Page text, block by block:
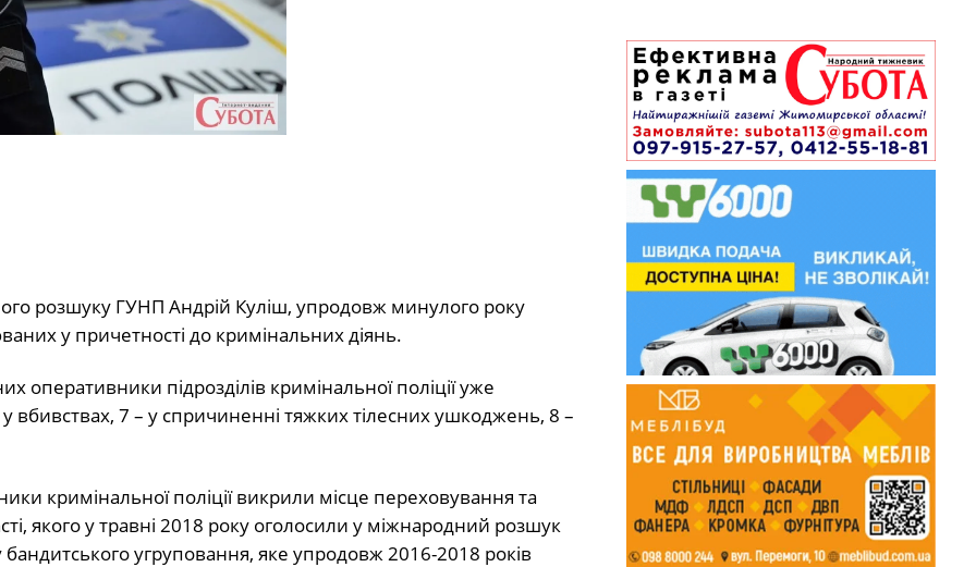
розшуку ГУНП Андрій Куліш, упродовж минулого року
у причетності до кримінальних діянь.
оперативники підрозділів кримінальної поліції уже
7 – у спричиненні тяжких тілесних ушкоджень, 8 –
кримінальної поліції викрили місце переховування та
якого у травні 2018 року оголосили у міжнародний розшук
бандитського угруповання, яке упродовж 2016-2018 років